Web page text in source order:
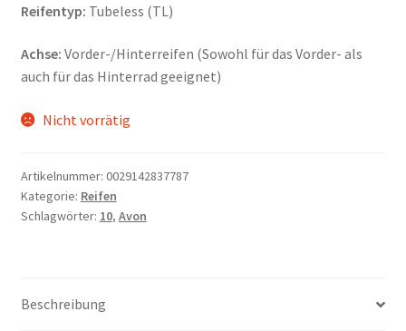
Reifentyp: Tubeless (TL)
Achse: Vorder-/Hinterreifen (Sowohl für das Vorder- als
auch für das Hinterrad geeignet)
Nicht vorrätig
Artikelnummer: 0029142837787
Kategorie: Reifen
Schlagwörter: 10, Avon
Beschreibung